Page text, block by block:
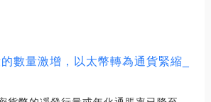
數量激增，以太幣轉為通貨緊縮_